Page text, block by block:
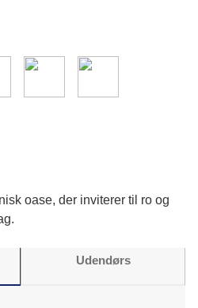
oase, der inviterer til ro og
Udendørs